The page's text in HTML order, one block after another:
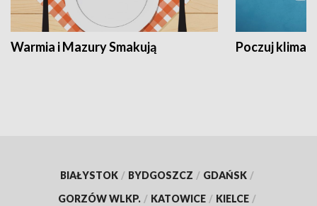
Warmia i Mazury Smakują Poczuj klimat
BIAŁYSTOK / BYDGOSZCZ / GDAŃSK /
GORZÓW WLKP. / KATOWICE / KIELCE /